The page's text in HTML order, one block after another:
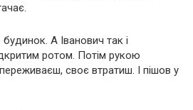
А Іванович так і
ротом. Потім рукою
своє втратиш. І пішов у